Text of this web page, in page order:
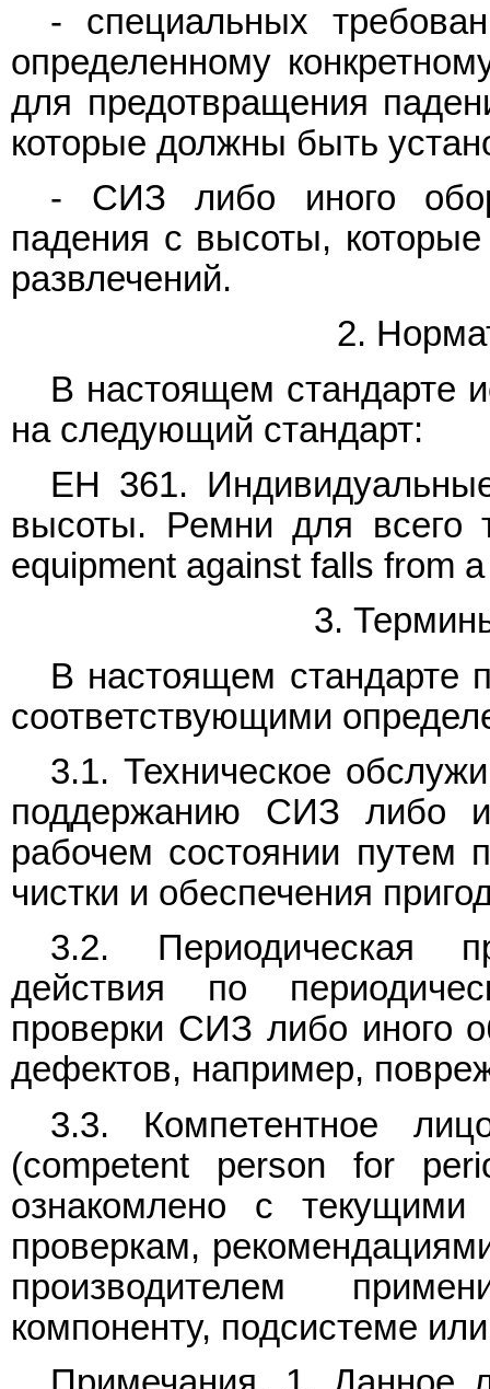
- специальных
определенному
для предотвращения
которые должны быть
- СИЗ либо иного
падения с высоты,
развлечений.
2.
В настоящем стандарте
на следующий стандарт:
ЕН 361.
высоты. Ремни для всего
equipment against falls from
3.
В настоящем стандарте
соответствующими
3.1. Техническое
поддержанию СИЗ либо
рабочем состоянии путем
чистки и обеспечения
3.2. Периодическая
действия по
проверки СИЗ либо иного
дефектов, например,
3.3. Компетентное
(competent person for
ознакомлено с текущими
проверкам,
производителем
компоненту, подсистеме